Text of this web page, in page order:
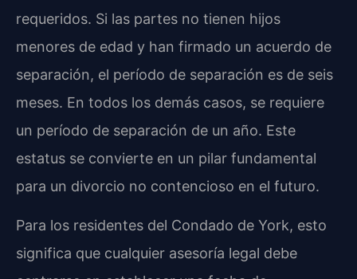
requeridos. Si las partes no tienen hijos
menores de edad y han firmado un acuerdo de
separación, el período de separación es de seis
meses. En todos los demás casos, se requiere
un período de separación de un año. Este
estatus se convierte en un pilar fundamental
para un divorcio no contencioso en el futuro.
Para los residentes del Condado de York, esto
significa que cualquier asesoría legal debe